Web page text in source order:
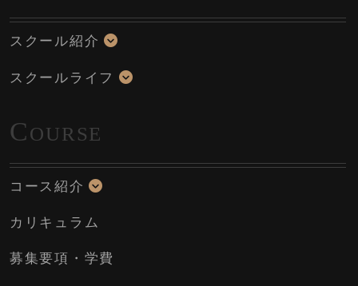
スクール紹介
スクールライフ
COURSE
コース紹介
カリキュラム
募集要項・学費